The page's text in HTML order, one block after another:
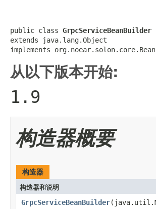
public class GrpcServiceBeanBuilder
extends java.lang.Object
implements
从以下版本开始:
1.9
构造器概要
构造器
构造器和说明
GrpcServiceBeanBuilder